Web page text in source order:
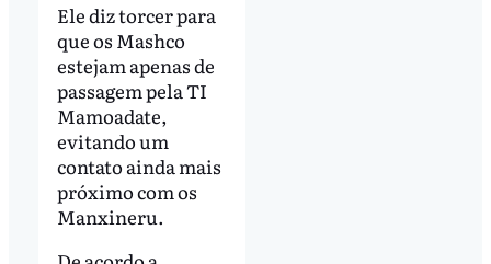
Ele diz torcer para
que os Mashco
estejam apenas de
passagem pela TI
Mamoadate,
evitando um
contato ainda mais
próximo com os
Manxineru.